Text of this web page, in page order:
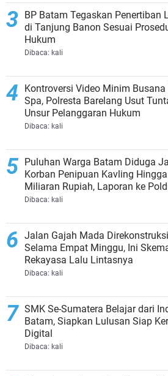
BP Batam Tegaskan Penertiban
di Tanjung Banon Sesuai
Hukum
Dibaca: kali
Kontroversi Video Minim
Spa, Polresta Barelang Usut
Unsur Pelanggaran Hukum
Dibaca: kali
Puluhan Warga Batam Diduga
Korban Penipuan Kavling Hingga
Miliaran Rupiah, Laporan ke
Jalan di Tempat?
Dibaca: kali
Jalan Gajah Mada Direkonstruksi
Selama Empat Minggu, Ini
Rekayasa Lalu Lintasnya
Dibaca: kali
SMK Se-Sumatera Belajar dari
Batam, Siapkan Lulusan Siap
Digital
Dibaca: kali